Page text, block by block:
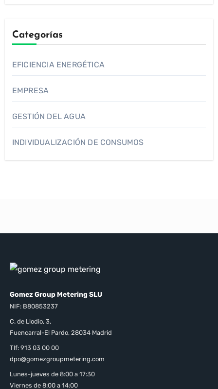
Categorías
EFICIENCIA ENERGÉTICA
EMPRESA
GESTIÓN DEL AGUA
INDIVIDUALIZACIÓN DE CONSUMOS
Gomez Group Metering SLU
NIF: B80853237
C. de Llodio, 3,
Fuencarral-El Pardo, 28034 Madrid
Tlf: 913 03 00 00
dpo@gomezgroupmetering.com
Lunes-jueves de 8:00 a 17:30
Viernes de 8:00 a 14:00